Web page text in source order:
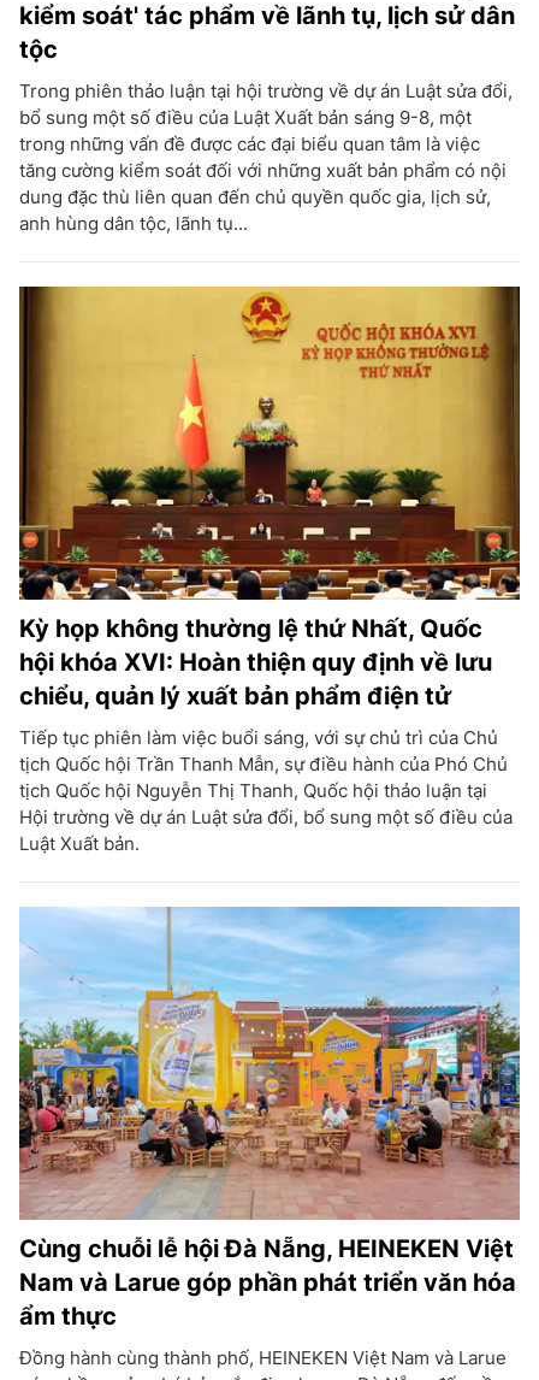
kiểm soát' tác phẩm về lãnh tụ, lịch sử dân
tộc
Trong phiên thảo luận tại hội trường về dự án Luật sửa đổi,
bổ sung một số điều của Luật Xuất bản sáng 9-8, một
trong những vấn đề được các đại biểu quan tâm là việc
tăng cường kiểm soát đối với những xuất bản phẩm có nội
dung đặc thù liên quan đến chủ quyền quốc gia, lịch sử,
anh hùng dân tộc, lãnh tụ...
Kỳ họp không thường lệ thứ Nhất, Quốc
hội khóa XVI: Hoàn thiện quy định về lưu
chiểu, quản lý xuất bản phẩm điện tử
Tiếp tục phiên làm việc buổi sáng, với sự chủ trì của Chủ
tịch Quốc hội Trần Thanh Mẫn, sự điều hành của Phó Chủ
tịch Quốc hội Nguyễn Thị Thanh, Quốc hội thảo luận tại
Hội trường về dự án Luật sửa đổi, bổ sung một số điều của
Luật Xuất bản.
Cùng chuỗi lễ hội Đà Nẵng, HEINEKEN Việt
Nam và Larue góp phần phát triển văn hóa
ẩm thực
Đồng hành cùng thành phố, HEINEKEN Việt Nam và Larue